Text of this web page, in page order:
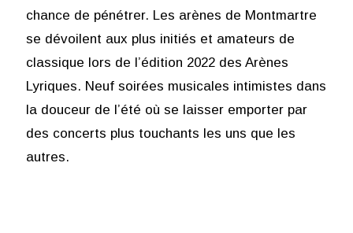
chance de pénétrer. Les arènes de Montmartre
se dévoilent aux plus initiés et amateurs de
classique lors de l’édition 2022 des Arènes
Lyriques. Neuf soirées musicales intimistes dans
la douceur de l’été où se laisser emporter par
des concerts plus touchants les uns que les
autres.